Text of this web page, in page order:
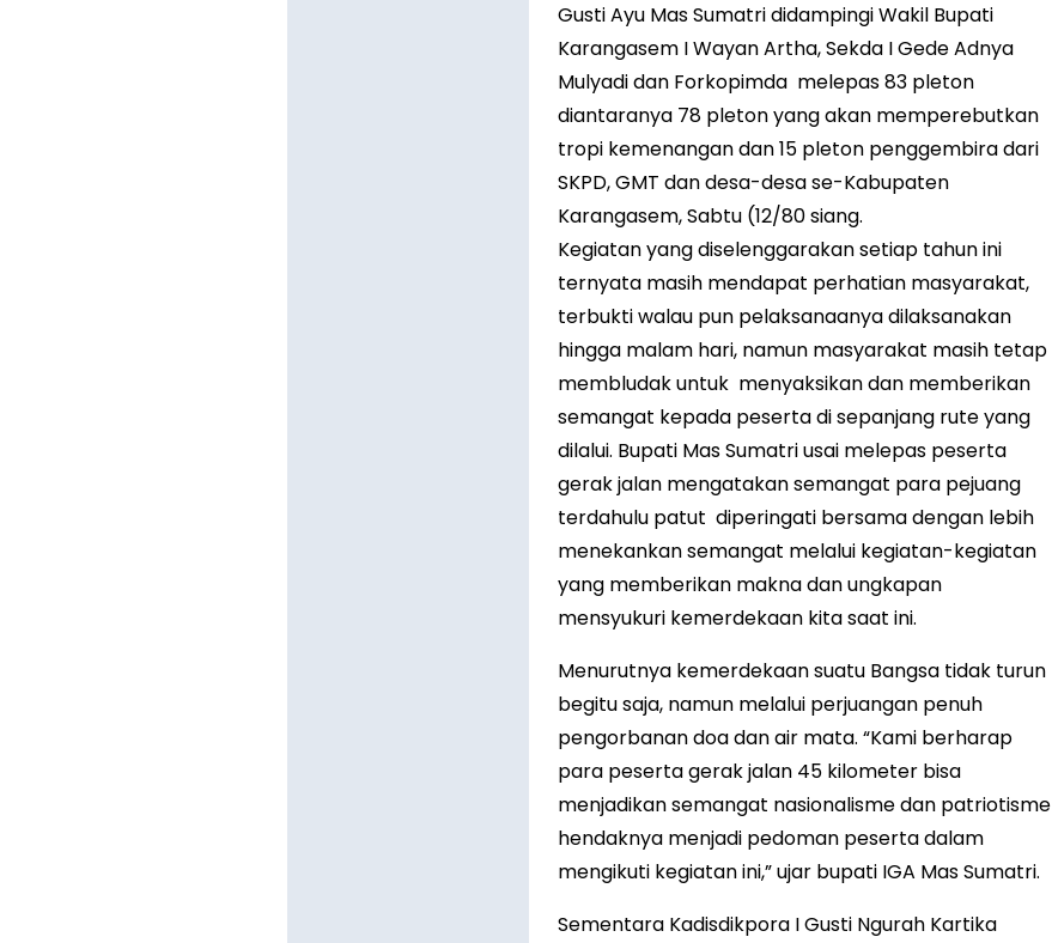
Gusti Ayu Mas Sumatri didampingi Wakil Bupati
Karangasem I Wayan Artha, Sekda I Gede Adnya
Mulyadi dan Forkopimda melepas 83 pleton
diantaranya 78 pleton yang akan memperebutkan
tropi kemenangan dan 15 pleton penggembira dari
SKPD, GMT dan desa-desa se-Kabupaten
Karangasem, Sabtu (12/80 siang.
Kegiatan yang diselenggarakan setiap tahun ini
ternyata masih mendapat perhatian masyarakat,
terbukti walau pun pelaksanaanya dilaksanakan
hingga malam hari, namun masyarakat masih tetap
membludak untuk menyaksikan dan memberikan
semangat kepada peserta di sepanjang rute yang
dilalui. Bupati Mas Sumatri usai melepas peserta
gerak jalan mengatakan semangat para pejuang
terdahulu patut diperingati bersama dengan lebih
menekankan semangat melalui kegiatan-kegiatan
yang memberikan makna dan ungkapan
mensyukuri kemerdekaan kita saat ini.
Menurutnya kemerdekaan suatu Bangsa tidak turun
begitu saja, namun melalui perjuangan penuh
pengorbanan doa dan air mata. “Kami berharap
para peserta gerak jalan 45 kilometer bisa
menjadikan semangat nasionalisme dan patriotisme
hendaknya menjadi pedoman peserta dalam
mengikuti kegiatan ini,” ujar bupati IGA Mas Sumatri.
Sementara Kadisdikpora I Gusti Ngurah Kartika